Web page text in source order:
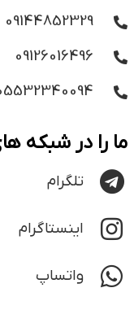
09144852329
09126016496
ما را در شبکه
تلگرام
اینستاگرام
واتساپ